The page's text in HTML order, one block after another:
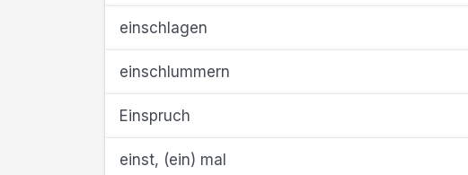
einschlagen
einschlummern
Einspruch
einst, (ein) mal